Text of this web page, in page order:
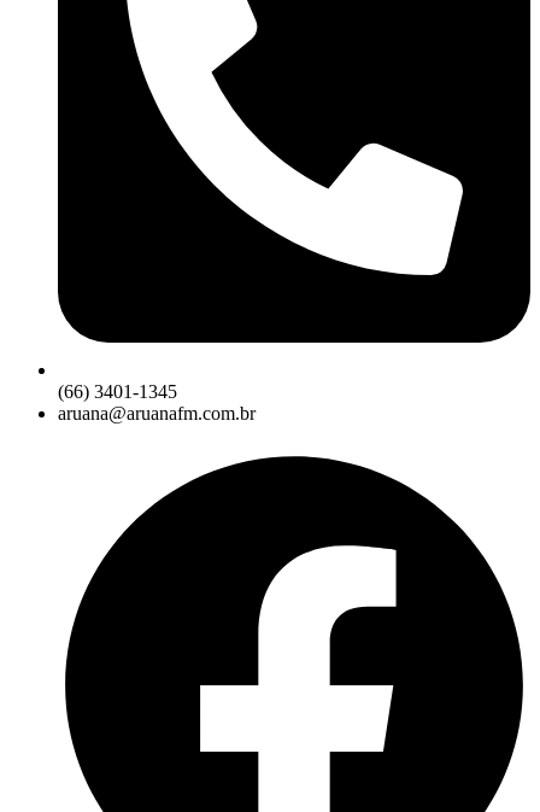
(66) 3401-1345
aruana@aruanafm.com.br